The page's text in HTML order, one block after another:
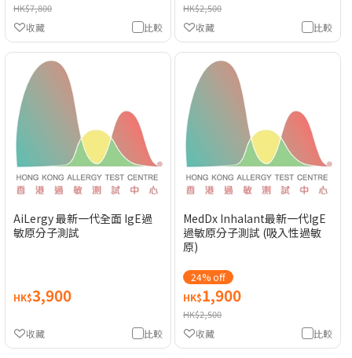
HK$7,800
比較
收藏
HK$2,500
比較
收藏
AiLergy 最新一代全面 IgE過
敏原分子測試
HK$3,900
比較
收藏
MedDx Inhalant最新一代IgE
過敏原分子測試 (吸入性過敏
原)
24% off
HK$1,900
HK$2,500
比較
收藏